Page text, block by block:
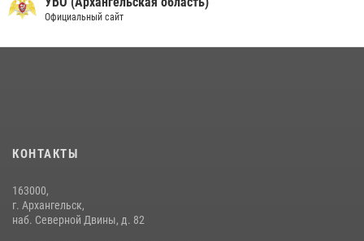
Официальный сайт
КОНТАКТЫ
163000,
г. Архангельск,
наб. Северной Двины, д. 82